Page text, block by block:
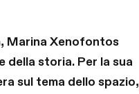
Marina Xenofontos
della storia. Per la sua
sul tema dello spazio,